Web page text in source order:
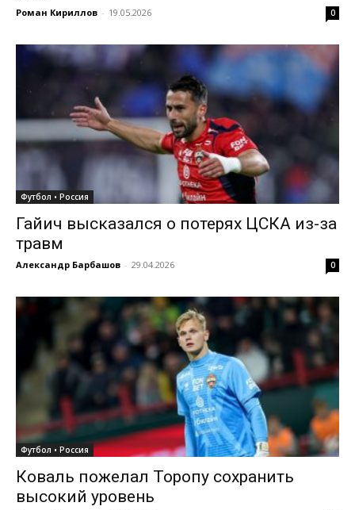
Роман Кириллов - 19.05.2026 0
Футбол • Россия
Гайич высказался о потерях ЦСКА из-за
травм
Александр Барбашов - 29.04.2026 0
Футбол • Россия
Коваль пожелал Торопу сохранить
высокий уровень